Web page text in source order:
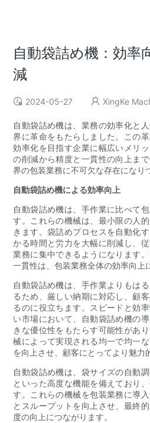
自動袋詰め機：効率
減
2024-05-27 XingKe
自動袋詰め機は、業務の効率化と
界に革命をもたらしました。この
効率化を目指す企業に幅広いメリ
の削減から精度と一貫性の向上ま
界の包装業務に不可欠な存在になり
自動袋詰め機による効率向上
自動袋詰め機は、手作業に比べて
す。これらの機械は、最小限の人
きます。袋詰めプロセスを自動化
かる時間と労力を大幅に削減し、
業務に集中できるようになります
一貫性は、包装業務全体の効率向上
自動袋詰め機は、手作業よりもは
るため、厳しい納期に対応し、顧
るのに役立ちます。スピードと効
い市場において、自動袋詰め機の
きな優位性をもたらす可能性があ
械によって実現される均一で均一
を向上させ、顧客にとってより魅力
自動袋詰め機は、袋サイズの自動
といった高度な機能を備えており
す。これらの機械を包装業務に導
とスループットを向上させ、最終
度の向上につながります。